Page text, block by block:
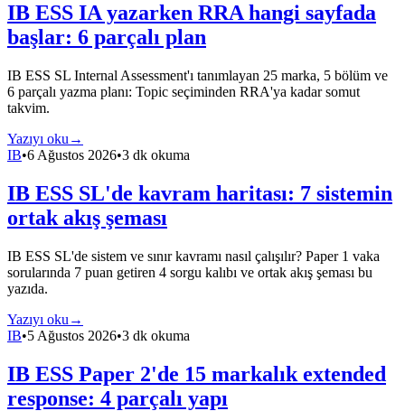
IB ESS IA yazarken RRA hangi sayfada
başlar: 6 parçalı plan
IB ESS SL Internal Assessment'ı tanımlayan 25 marka, 5 bölüm ve
6 parçalı yazma planı: Topic seçiminden RRA'ya kadar somut
takvim.
Yazıyı oku →
IB•6 Ağustos 2026•3 dk okuma
IB ESS SL'de kavram haritası: 7 sistemin
ortak akış şeması
IB ESS SL'de sistem ve sınır kavramı nasıl çalışılır? Paper 1 vaka
sorularında 7 puan getiren 4 sorgu kalıbı ve ortak akış şeması bu
yazıda.
Yazıyı oku →
IB•5 Ağustos 2026•3 dk okuma
IB ESS Paper 2'de 15 markalık extended
response: 4 parçalı yapı